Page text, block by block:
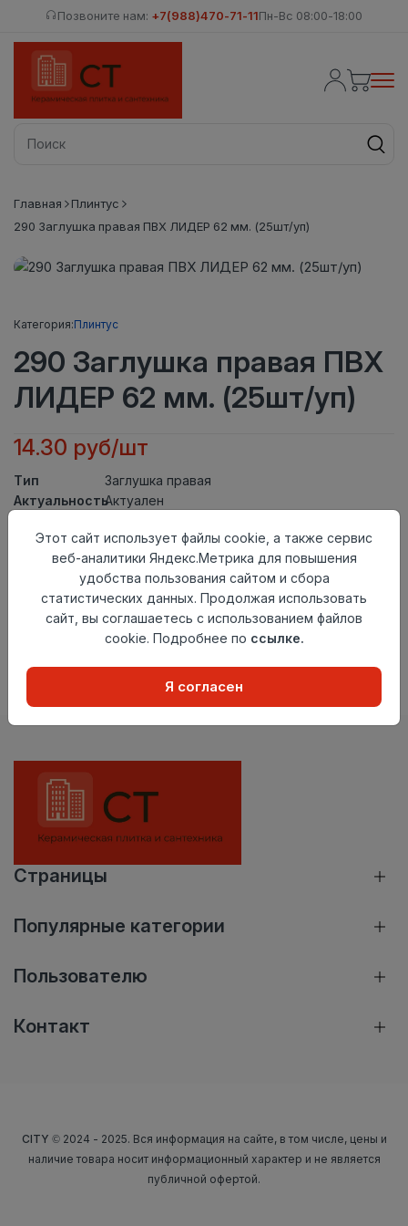
Позвоните нам: +7(988)470-71-11Пн-Вс 08:00-18:00
Главная
Плинтус
290 Заглушка правая ПВХ ЛИДЕР 62 мм. (25шт/уп)
Категория:Плинтус
290 Заглушка правая ПВХ
ЛИДЕР 62 мм. (25шт/уп)
14.30 руб/шт
Тип
Заглушка правая
АктуальностьАктуален
Осталось12 шт
Добавить в корзину
Внимание! Внешний вид товара может отличаться от
представленного на настоящем сайте. Проверяйте
в момент приобретения товара.
Страницы
Популярные категории
Пользователю
Контакт
CITY © 2024 - 2025. Вся информация на сайте, в том числе, цены и
наличие товара носит информационный характер и не является
публичной офертой.
Этот сайт использует файлы cookie, а также сервис
веб-аналитики Яндекс.Метрика для повышения
удобства пользования сайтом и сбора
статистических данных. Продолжая использовать
сайт, вы соглашаетесь с использованием файлов
cookie. Подробнее по ссылке.
Я согласен